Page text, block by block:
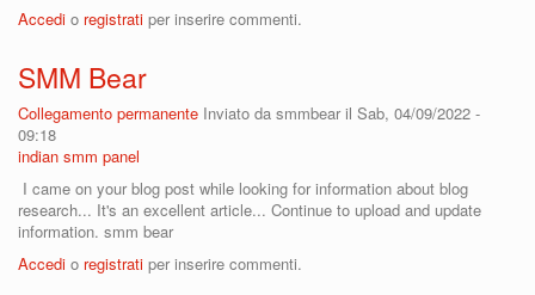
Accedi o registrati per inserire commenti.
SMM Bear
Collegamento permanente Inviato da smmbear il Sab, 04/09/2022 -
09:18
indian smm panel
I came on your blog post while looking for information about blog
research... It's an excellent article... Continue to upload and update
information. smm bear
Accedi o registrati per inserire commenti.